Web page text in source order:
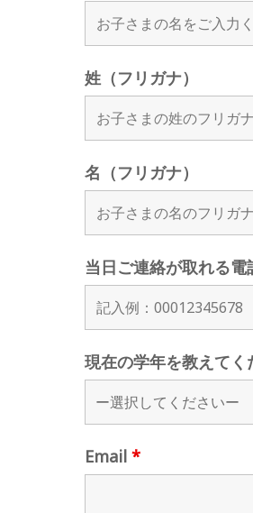
姓（フリガナ）
名（フリガナ）
当日ご連絡が取れる電
現在の学年を教えてく
Email *